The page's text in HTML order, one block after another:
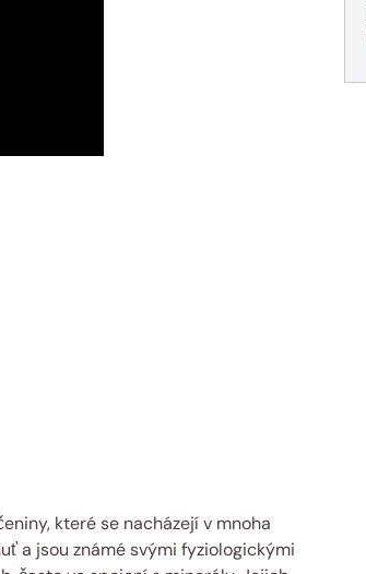
které se nacházejí v mnoha
a jsou známé svými fyziologickými